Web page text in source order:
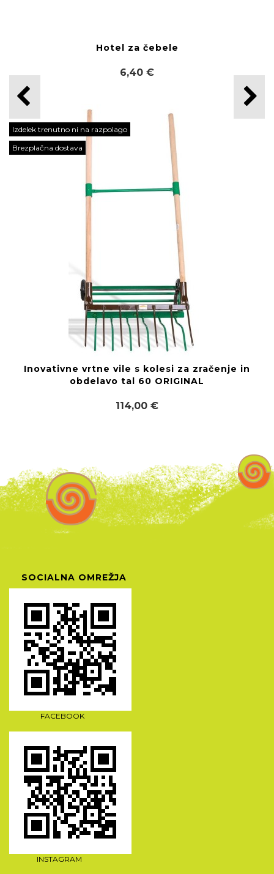
Hotel za čebele
6,40 €
Izdelek trenutno ni na razpolago
Brezplačna dostava
Inovativne vrtne vile s kolesi za zračenje in
obdelavo tal 60 ORIGINAL
114,00 €
SOCIALNA OMREŽJA
FACEBOOK
INSTAGRAM